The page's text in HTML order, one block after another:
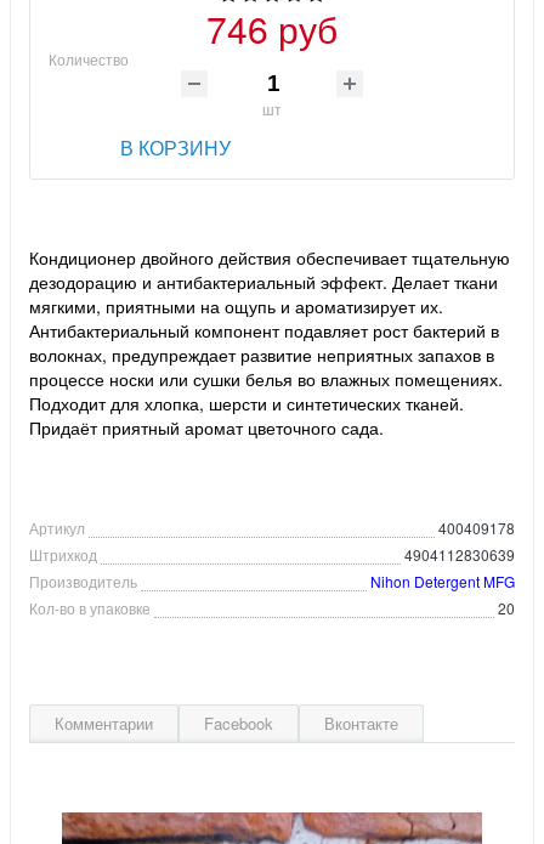
746 руб
Количество
шт
В КОРЗИНУ
Кондиционер двойного действия обеспечивает тщательную
дезодорацию и антибактериальный эффект. Делает ткани
мягкими, приятными на ощупь и ароматизирует их.
Антибактериальный компонент подавляет рост бактерий в
волокнах, предупреждает развитие неприятных запахов в
процессе носки или сушки белья во влажных помещениях.
Подходит для хлопка, шерсти и синтетических тканей.
Придаёт приятный аромат цветочного сада.
Артикул
400409178
Штрихкод
4904112830639
Производитель
Nihon Detergent MFG
Кол-во в упаковке
20
Комментарии Facebook Вконтакте